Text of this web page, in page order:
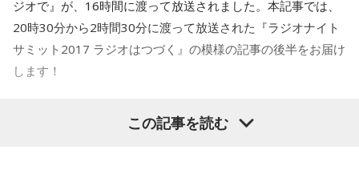
ラジコでラジオを聴こう！
▼スマートフォンで聴くなら
http://m.onelink.me/3d014928
▼パソコンで聴くなら
http://radiko.jp/
▼プレミアム会員登録はこちらから
http://radiko.jp/rg/premium/
『radiko.jpプレミアム（エリアフリー聴取）』なら、全国の
笑いあり、涙ありの収録模様は11月23日（木・祝）～26日
（日）の間、各局で放送されます。
■番組名『ラジオスターがお悩みに回答！10代限定相談室』
ジオで』が、16時間に渡って放送されました。本記事では、
20時30分から2時間30分に渡って放送された『ラジオナイト
サミット2017 ラジオはつづく』の模様の記事の後半をお届け
します！
https://news.radiko.jp/article/edit/10206/intro/
この記事を読む